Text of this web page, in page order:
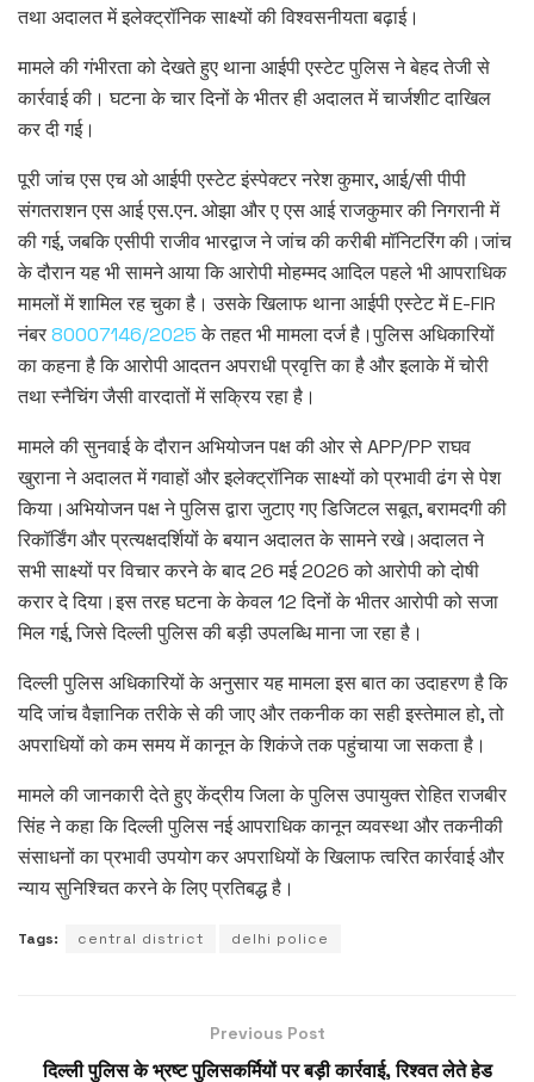
तथा अदालत में इलेक्ट्रॉनिक साक्ष्यों की विश्वसनीयता बढ़ाई।
मामले की गंभीरता को देखते हुए थाना आईपी एस्टेट पुलिस ने बेहद तेजी से
कार्रवाई की। घटना के चार दिनों के भीतर ही अदालत में चार्जशीट दाखिल
कर दी गई।
पूरी जांच एस एच ओ आईपी एस्टेट इंस्पेक्टर नरेश कुमार, आई/सी पीपी
संगतराशन एस आई एस.एन. ओझा और ए एस आई राजकुमार की निगरानी में
की गई, जबकि एसीपी राजीव भारद्वाज ने जांच की करीबी मॉनिटरिंग की।जांच
के दौरान यह भी सामने आया कि आरोपी मोहम्मद आदिल पहले भी आपराधिक
मामलों में शामिल रह चुका है। उसके खिलाफ थाना आईपी एस्टेट में E-FIR
नंबर80007146/2025के तहत भी मामला दर्ज है।पुलिस अधिकारियों
का कहना है कि आरोपी आदतन अपराधी प्रवृत्ति का है और इलाके में चोरी
तथा स्नैचिंग जैसी वारदातों में सक्रिय रहा है।
मामले की सुनवाई के दौरान अभियोजन पक्ष की ओर से APP/PP राघव
खुराना ने अदालत में गवाहों और इलेक्ट्रॉनिक साक्ष्यों को प्रभावी ढंग से पेश
किया।अभियोजन पक्ष ने पुलिस द्वारा जुटाए गए डिजिटल सबूत, बरामदगी की
रिकॉर्डिंग और प्रत्यक्षदर्शियों के बयान अदालत के सामने रखे।अदालत ने
सभी साक्ष्यों पर विचार करने के बाद 26 मई 2026 को आरोपी को दोषी
करार दे दिया।इस तरह घटना के केवल 12 दिनों के भीतर आरोपी को सजा
मिल गई, जिसे दिल्ली पुलिस की बड़ी उपलब्धि माना जा रहा है।
दिल्ली पुलिस अधिकारियों के अनुसार यह मामला इस बात का उदाहरण है कि
यदि जांच वैज्ञानिक तरीके से की जाए और तकनीक का सही इस्तेमाल हो, तो
अपराधियों को कम समय में कानून के शिकंजे तक पहुंचाया जा सकता है।
मामले की जानकारी देते हुए केंद्रीय जिला के पुलिस उपायुक्त रोहित राजबीर
सिंह ने कहा कि दिल्ली पुलिस नई आपराधिक कानून व्यवस्था और तकनीकी
संसाधनों का प्रभावी उपयोग कर अपराधियों के खिलाफ त्वरित कार्रवाई और
न्याय सुनिश्चित करने के लिए प्रतिबद्ध है।
Tags: central district delhi police
Previous Post
दिल्ली पुलिस के भ्रष्ट पुलिसकर्मियों पर बड़ी कार्रवाई, रिश्वत लेते हेड